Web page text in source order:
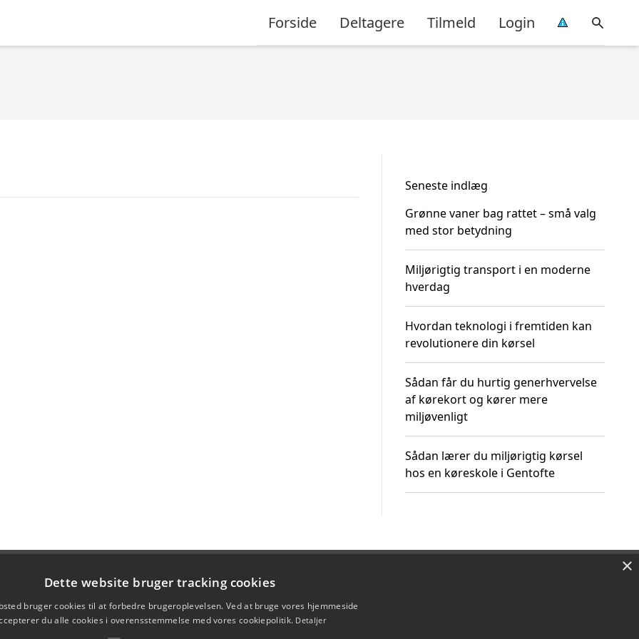
Forside Deltagere Tilmeld Login
Seneste indlæg
Grønne vaner bag rattet – små valg
med stor betydning
Miljørigtig transport i en moderne
hverdag
Hvordan teknologi i fremtiden kan
revolutionere din kørsel
Sådan får du hurtig generhvervelse
af kørekort og kører mere
miljøvenligt
Sådan lærer du miljørigtig kørsel
hos en køreskole i Gentofte
×
Dette website bruger tracking cookies
bruger cookies til at forbedre brugeroplevelsen. Ved at bruge vores hjemmeside
du alle cookies i overensstemmelse med vores cookiepolitik. Detaljer